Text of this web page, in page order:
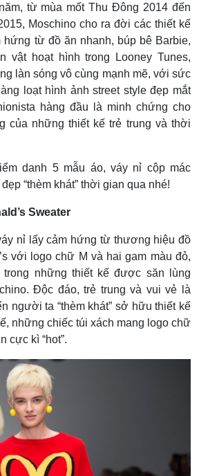
từ mùa mốt Thu Đông 2014 đến
Moschino cho ra đời các thiết kế
hứng từ đồ ăn nhanh, búp bê Barbie,
vật hoạt hình trong Looney Tunes,
làn sóng vô cùng mạnh mẽ, với sức
loạt hình ảnh street style đẹp mắt
hàng đầu là minh chứng cho
của những thiết kế trẻ trung và thời
danh 5 mẫu áo, váy nỉ cộp mác
“thèm khát” thời gian qua nhé!
Sweater
nỉ lấy cảm hứng từ thương hiệu đồ
với logo chữ M và hai gam màu đỏ,
những thiết kế được săn lùng
Độc đáo, trẻ trung và vui vẻ là
người ta “thèm khát” sở hữu thiết kế
những chiếc túi xách mang logo chữ
cực kì “hot”.